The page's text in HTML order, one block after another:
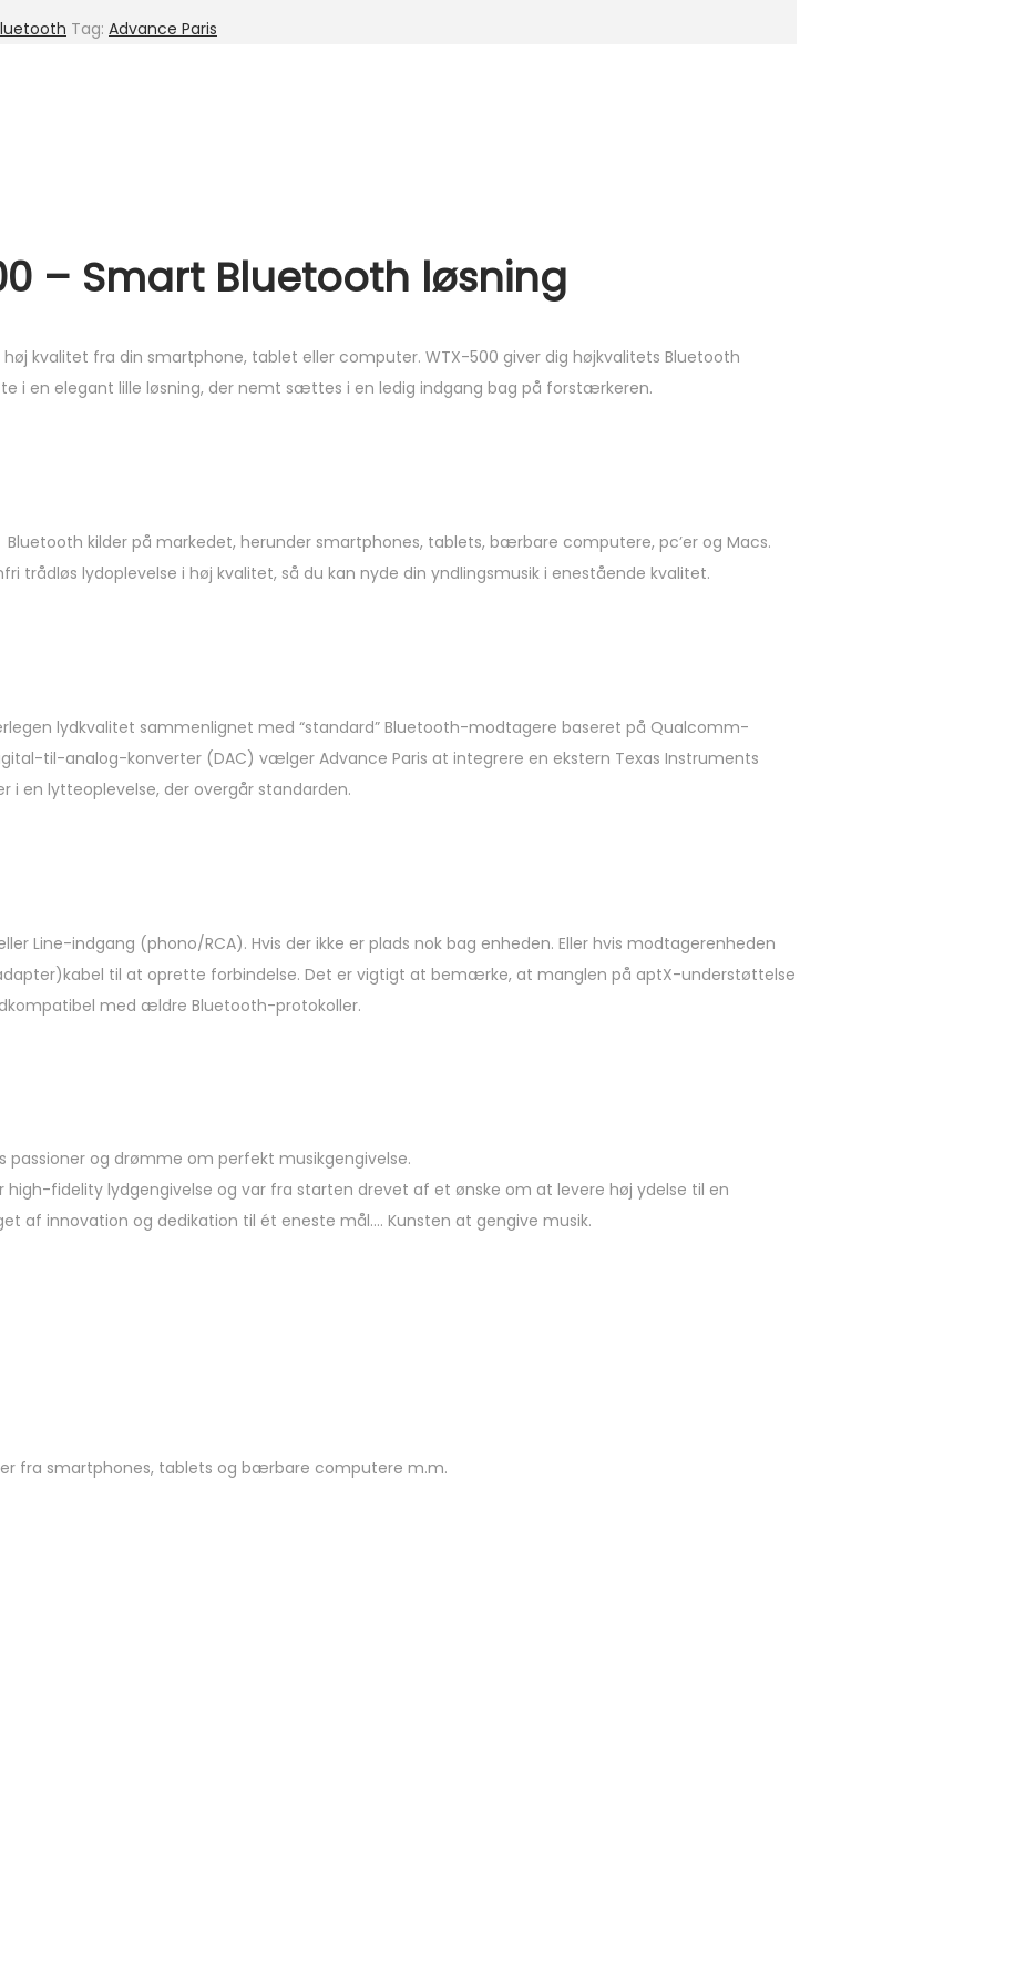
Tag: Advance Paris
– Smart Bluetooth løsning
kvalitet fra din smartphone, tablet eller computer. WTX-500 giver dig højkvalitets Bluetooth
i en elegant lille løsning, der nemt sættes i en ledig indgang bag på forstærkeren.
kilder på markedet, herunder smartphones, tablets, bærbare computere, pc’er og Macs.
trådløs lydoplevelse i høj kvalitet, så du kan nyde din yndlingsmusik i enestående kvalitet.
lydkvalitet sammenlignet med “standard” Bluetooth-modtagere baseret på Qualcomm-
til-analog-konverter (DAC) vælger Advance Paris at integrere en ekstern Texas Instruments
i en lytteoplevelse, der overgår standarden.
Line-indgang (phono/RCA). Hvis der ikke er plads nok bag enheden. Eller hvis modtagerenheden
til at oprette forbindelse. Det er vigtigt at bemærke, at manglen på aptX-understøttelse
med ældre Bluetooth-protokoller.
passioner og drømme om perfekt musikgengivelse.
fidelity lydgengivelse og var fra starten drevet af et ønske om at levere høj ydelse til en
af innovation og dedikation til ét eneste mål…. Kunsten at gengive musik.
fra smartphones, tablets og bærbare computere m.m.